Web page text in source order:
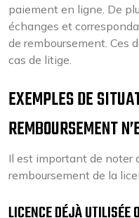
paiement en ligne. De
échanges et
de remboursement. Ces
cas de litige.
EXEMPLES DE
REMBOURSEMENT
Il est important de noter
remboursement de la
LICENCE DÉJÀ UTILISÉE